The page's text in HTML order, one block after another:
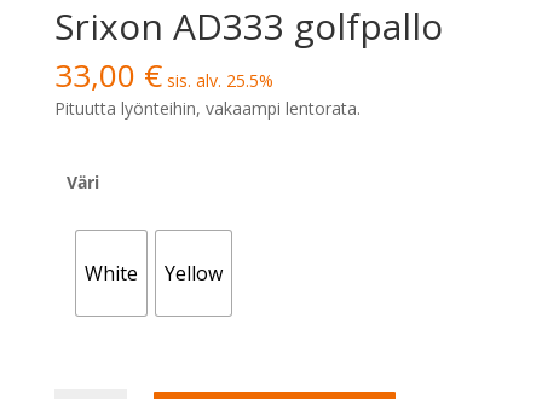
Srixon AD333 golfpallo
33,00 € sis. alv. 25.5%
Pituutta lyönteihin, vakaampi lentorata.
Väri
White Yellow